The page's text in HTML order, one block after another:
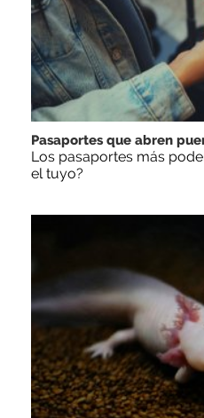
Pasaportes que abren
Los pasaportes más
el tuyo?